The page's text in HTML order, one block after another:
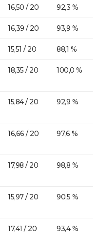
16,50 / 20 92,3 %
16,39 / 20 93,9 %
15,51 / 20 88,1 %
18,35 / 20 100,0 %
15,84 / 20 92,9 %
16,66 / 20 97,6 %
17,98 / 20 98,8 %
15,97 / 20 90,5 %
17,41 / 20 93,4 %